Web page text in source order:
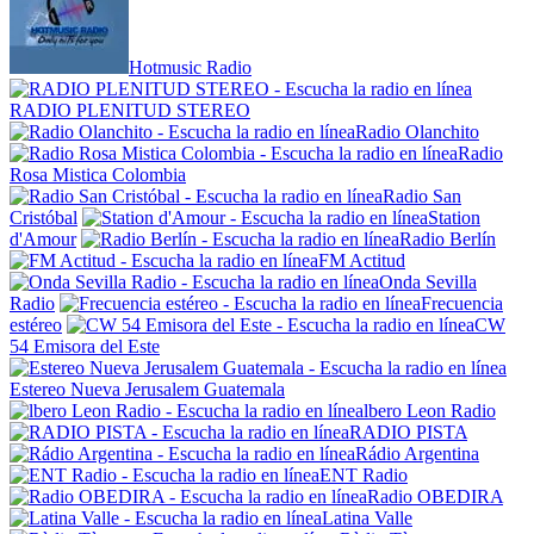
Hotmusic Radio
RADIO PLENITUD STEREO
Radio Olanchito
Radio
Rosa Mistica Colombia
Radio San
Cristóbal
Station
d'Amour
Radio Berlín
FM Actitud
Onda Sevilla
Radio
Frecuencia
estéreo
CW
54 Emisora del Este
Estereo Nueva Jerusalem Guatemala
lbero Leon Radio
RADIO PISTA
Rádio Argentina
ENT Radio
Radio OBEDIRA
Latina Valle